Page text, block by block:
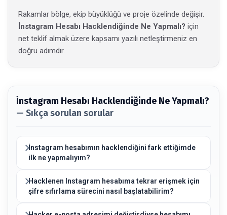
Rakamlar bölge, ekip büyüklüğü ve proje özelinde değişir.
İ̇nstagram Hesabı Hacklendiğinde Ne Yapmalı? için
net teklif almak üzere kapsamı yazılı netleştirmeniz en
doğru adımdır.
İ̇nstagram Hesabı Hacklendiğinde Ne Yapmalı?
— Sıkça sorulan sorular
İnstagram hesabımın hacklendiğini fark ettiğimde
ilk ne yapmalıyım?
Hacklenen Instagram hesabıma tekrar erişmek için
şifre sıfırlama sürecini nasıl başlatabilirim?